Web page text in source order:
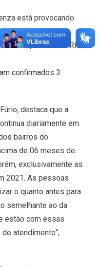
está provocando
de cidades
uma epidemia no Rio
confirmados 3
destaca que a
diariamente em
bairros do
de 06 meses de
exclusivamente as
2021. As pessoas
o quanto antes para
semelhante ao da
estão com essas
atendimento”,